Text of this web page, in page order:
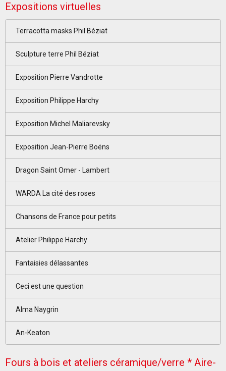
Expositions virtuelles
Terracotta masks Phil Béziat
Sculpture terre Phil Béziat
Exposition Pierre Vandrotte
Exposition Philippe Harchy
Exposition Michel Maliarevsky
Exposition Jean-Pierre Boëns
Dragon Saint Omer - Lambert
WARDA La cité des roses
Chansons de France pour petits
Atelier Philippe Harchy
Fantaisies délassantes
Ceci est une question
Alma Naygrin
An-Keaton
Fours à bois et ateliers céramique/verre * Aire-